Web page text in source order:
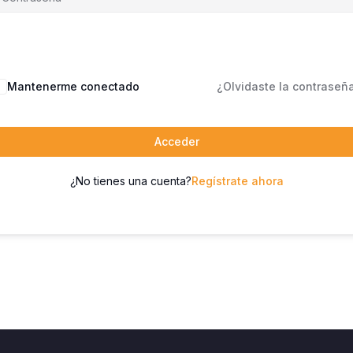
Mantenerme conectado ¿Olvidaste la
Acceder
¿No tienes una cuenta?Regístrate ahora